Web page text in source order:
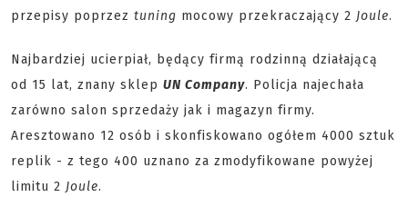
przepisy poprzez tuning mocowy przekraczający 2 Joule.
Najbardziej ucierpiał, będący firmą rodzinną działającą
od 15 lat, znany sklep UN Company. Policja najechała
zarówno salon sprzedaży jak i magazyn firmy.
Aresztowano 12 osób i skonfiskowano ogółem 4000 sztuk
replik - z tego 400 uznano za zmodyfikowane powyżej
limitu 2 Joule.